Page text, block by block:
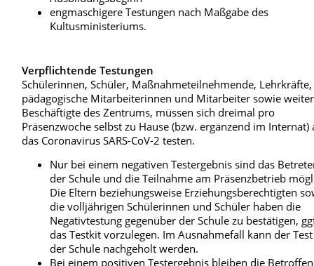
engmaschigere Testungen nach Maßgabe des
Kultusministeriums.
Verpflichtende Testungen
Schülerinnen, Schüler, Maßnahmeteilnehmende, Lehrkräfte,
pädagogische Mitarbeiterinnen und Mitarbeiter sowie
Beschäftigte des Zentrums, müssen sich dreimal pro
Präsenzwoche selbst zu Hause (bzw. ergänzend im Internat)
das Coronavirus SARS-CoV-2 testen.
Nur bei einem negativen Testergebnis sind das
der Schule und die Teilnahme am Präsenzbetrieb
Die Eltern beziehungsweise Erziehungsberechtigten
die volljährigen Schülerinnen und Schüler haben die
Negativtestung gegenüber der Schule zu bestätigen,
das Testkit vorzulegen. Im Ausnahmefall kann der
der Schule nachgeholt werden.
Bei einem positiven Testergebnis bleiben die